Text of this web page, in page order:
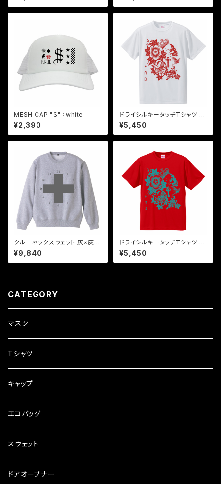
MESH CAP "＄" ：white
¥2,390
ドライシルキータッチTシャツ 赤
×白 "the key"
¥5,450
クルーネックスウェット 灰×灰2
"time to peace"
¥9,840
ドライシルキータッチTシャツ 青
緑×赤 "the key"
¥5,450
CATEGORY
マスク
Tシャツ
キャップ
エコバッグ
スウェット
ドアオープナー